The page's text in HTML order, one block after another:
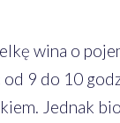
wina o
9 do 10
Jednak